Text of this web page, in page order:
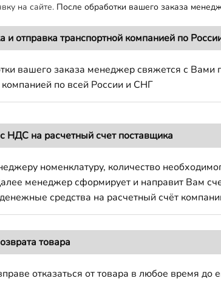
на сайте. После обработки вашего заказа
и отправка транспортной компанией по
вашего заказа менеджер свяжется с Вами
компанией по всей России и СНГ
НДС на расчетный счет поставщика
номенклатуру, количество
менеджер сформирует и направит Вам
средства на расчетный счёт
товара
отказаться от товара в любое время